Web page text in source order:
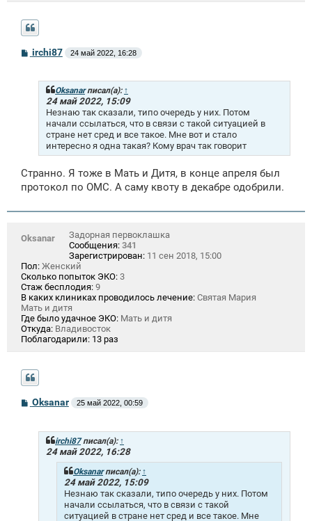
С
о
irchi87 24 май 2022, 16:28
Oksanarписал(а): ↑
24 май 2022, 15:09
Незнаю так сказали, типо очередь у них. Потом
начали ссылаться, что в связи с такой ситуацией в
стране нет сред и все такое. Мне вот и стало
интересно я одна такая? Кому врач так говорит
Странно. Я тоже в Мать и Дитя, в конце апреля был
протокол по ОМС. А саму квоту в декабре одобрили.
Oksanar
Задорная первоклашка
Сообщения: 341
Зарегистрирован: 11 сен 2018, 15:00
Пол: Женский
Сколько попыток ЭКО: 3
Стаж бесплодия: 9
В каких клиниках проводилось лечение: Святая Мария
Мать и дитя
Где было удачное ЭКО: Мать и дитя
Откуда: Владивосток
Поблагодарили: 13 раз
СOksanar 25 май 2022, 00:59
irchi87писал(а): ↑
24 май 2022, 16:28
Oksanarписал(а): ↑
24 май 2022, 15:09
Незнаю так сказали, типо очередь у них. Потом
начали ссылаться, что в связи с такой
ситуацией в стране нет сред и все такое. Мне